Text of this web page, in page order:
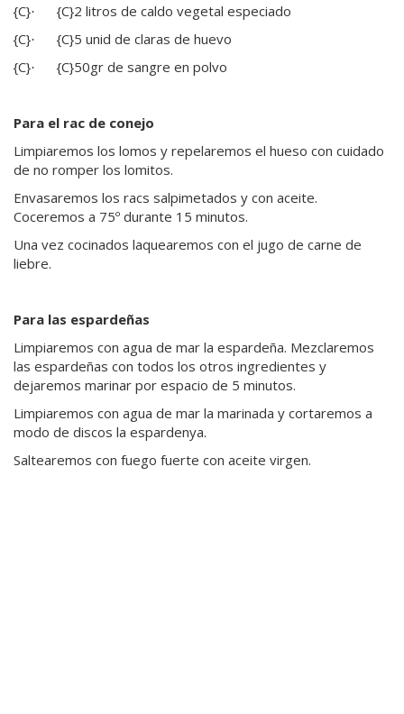
{C}· {C}2 litros de caldo vegetal especiado
{C}· {C}5 unid de claras de huevo
{C}· {C}50gr de sangre en polvo
Para el rac de conejo
Limpiaremos los lomos y repelaremos el hueso con cuidado
de no romper los lomitos.
Envasaremos los racs salpimetados y con aceite.
Coceremos a 75º durante 15 minutos.
Una vez cocinados laquearemos con el jugo de carne de
liebre.
Para las espardeñas
Limpiaremos con agua de mar la espardeña. Mezclaremos
las espardeñas con todos los otros ingredientes y
dejaremos marinar por espacio de 5 minutos.
Limpiaremos con agua de mar la marinada y cortaremos a
modo de discos la espardenya.
Saltearemos con fuego fuerte con aceite virgen.